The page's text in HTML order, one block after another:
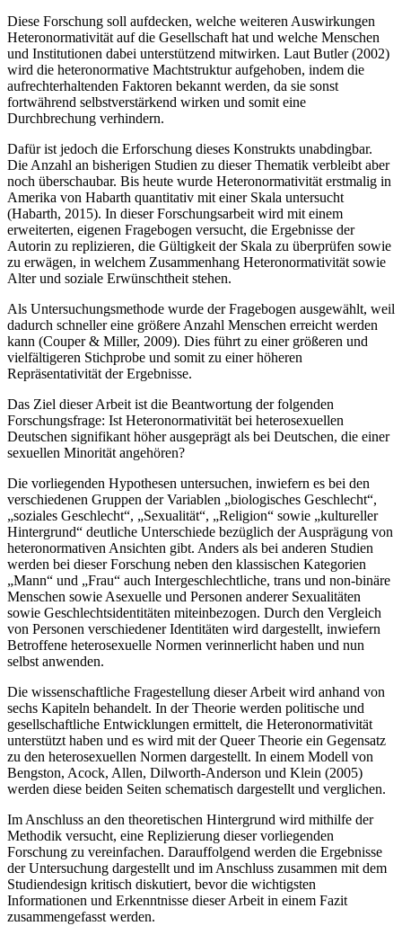
Diese Forschung soll aufdecken, welche weiteren Auswirkungen
Heteronormativität auf die Gesellschaft hat und welche Menschen
und Institutionen dabei unterstützend mitwirken. Laut Butler (2002)
wird die heteronormative Machtstruktur aufgehoben, indem die
aufrechterhaltenden Faktoren bekannt werden, da sie sonst
fortwährend selbstverstärkend wirken und somit eine
Durchbrechung verhindern.
Dafür ist jedoch die Erforschung dieses Konstrukts unabdingbar.
Die Anzahl an bisherigen Studien zu dieser Thematik verbleibt aber
noch überschaubar. Bis heute wurde Heteronormativität erstmalig in
Amerika von Habarth quantitativ mit einer Skala untersucht
(Habarth, 2015). In dieser Forschungsarbeit wird mit einem
erweiterten, eigenen Fragebogen versucht, die Ergebnisse der
Autorin zu replizieren, die Gültigkeit der Skala zu überprüfen sowie
zu erwägen, in welchem Zusammenhang Heteronormativität sowie
Alter und soziale Erwünschtheit stehen.
Als Untersuchungsmethode wurde der Fragebogen ausgewählt, weil
dadurch schneller eine größere Anzahl Menschen erreicht werden
kann (Couper & Miller, 2009). Dies führt zu einer größeren und
vielfältigeren Stichprobe und somit zu einer höheren
Repräsentativität der Ergebnisse.
Das Ziel dieser Arbeit ist die Beantwortung der folgenden
Forschungsfrage: Ist Heteronormativität bei heterosexuellen
Deutschen signifikant höher ausgeprägt als bei Deutschen, die einer
sexuellen Minorität angehören?
Die vorliegenden Hypothesen untersuchen, inwiefern es bei den
verschiedenen Gruppen der Variablen „biologisches Geschlecht“,
„soziales Geschlecht“, „Sexualität“, „Religion“ sowie „kultureller
Hintergrund“ deutliche Unterschiede bezüglich der Ausprägung von
heteronormativen Ansichten gibt. Anders als bei anderen Studien
werden bei dieser Forschung neben den klassischen Kategorien
„Mann“ und „Frau“ auch Intergeschlechtliche, trans und non-binäre
Menschen sowie Asexuelle und Personen anderer Sexualitäten
sowie Geschlechtsidentitäten miteinbezogen. Durch den Vergleich
von Personen verschiedener Identitäten wird dargestellt, inwiefern
Betroffene heterosexuelle Normen verinnerlicht haben und nun
selbst anwenden.
Die wissenschaftliche Fragestellung dieser Arbeit wird anhand von
sechs Kapiteln behandelt. In der Theorie werden politische und
gesellschaftliche Entwicklungen ermittelt, die Heteronormativität
unterstützt haben und es wird mit der Queer Theorie ein Gegensatz
zu den heterosexuellen Normen dargestellt. In einem Modell von
Bengston, Acock, Allen, Dilworth-Anderson und Klein (2005)
werden diese beiden Seiten schematisch dargestellt und verglichen.
Im Anschluss an den theoretischen Hintergrund wird mithilfe der
Methodik versucht, eine Replizierung dieser vorliegenden
Forschung zu vereinfachen. Darauffolgend werden die Ergebnisse
der Untersuchung dargestellt und im Anschluss zusammen mit dem
Studiendesign kritisch diskutiert, bevor die wichtigsten
Informationen und Erkenntnisse dieser Arbeit in einem Fazit
zusammengefasst werden.